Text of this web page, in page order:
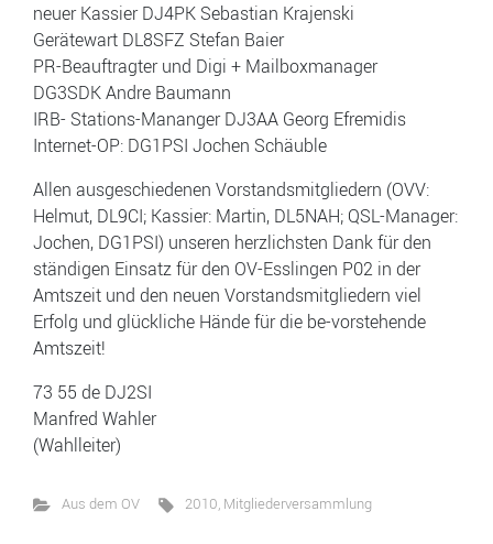
neuer Kassier DJ4PK Sebastian Krajenski
Gerätewart DL8SFZ Stefan Baier
PR-Beauftragter und Digi + Mailboxmanager
DG3SDK Andre Baumann
IRB- Stations-Mananger DJ3AA Georg Efremidis
Internet-OP: DG1PSI Jochen Schäuble
Allen ausgeschiedenen Vorstandsmitgliedern (OVV:
Helmut, DL9CI; Kassier: Martin, DL5NAH; QSL-Manager:
Jochen, DG1PSI) unseren herzlichsten Dank für den
ständigen Einsatz für den OV-Esslingen P02 in der
Amtszeit und den neuen Vorstandsmitgliedern viel
Erfolg und glückliche Hände für die be-vorstehende
Amtszeit!
73 55 de DJ2SI
Manfred Wahler
(Wahlleiter)
Aus dem OV 2010, Mitgliederversammlung